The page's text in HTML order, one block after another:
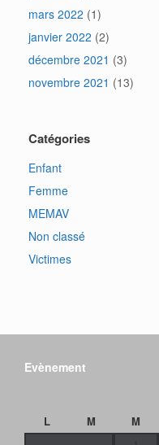
mars 2022 (1)
janvier 2022 (2)
décembre 2021 (3)
novembre 2021 (13)
Catégories
Enfant
Femme
MEMAV
Non classé
Victimes
Evènement
L
M M